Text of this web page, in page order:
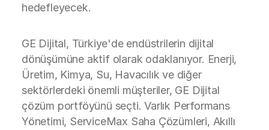
hedefleyecek.
GE Dijital, Türkiye'de endüstrilerin dijital
dönüşümüne aktif olarak odaklanıyor. Enerji,
Üretim, Kimya, Su, Havacılık ve diğer
sektörlerdeki önemli müşteriler, GE Dijital
çözüm portföyünü seçti. Varlık Performans
Yönetimi, ServiceMax Saha Çözümleri, Akıllı